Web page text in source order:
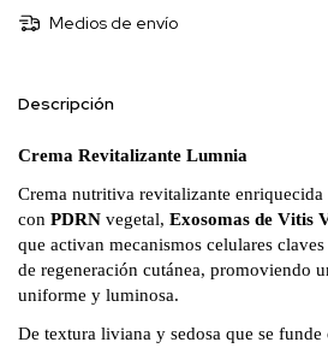
Medios de envío
Descripción
Crema Revitalizante Lumnia
Crema nutritiva revitalizante enriquecida
con PDRN vegetal, Exosomas de Vitis
que activan mecanismos celulares
de regeneración cutánea, promoviendo
uniforme y luminosa.
De textura liviana y sedosa que se